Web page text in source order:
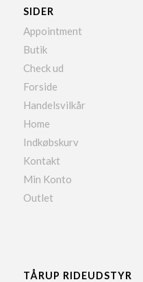
SIDER
Appointment
Butik
Check ud
Forside
Handelsvilkår
Home
Indkøbskurv
Kontakt
Min Konto
Outlet
TÅRUP RIDEUDSTYR